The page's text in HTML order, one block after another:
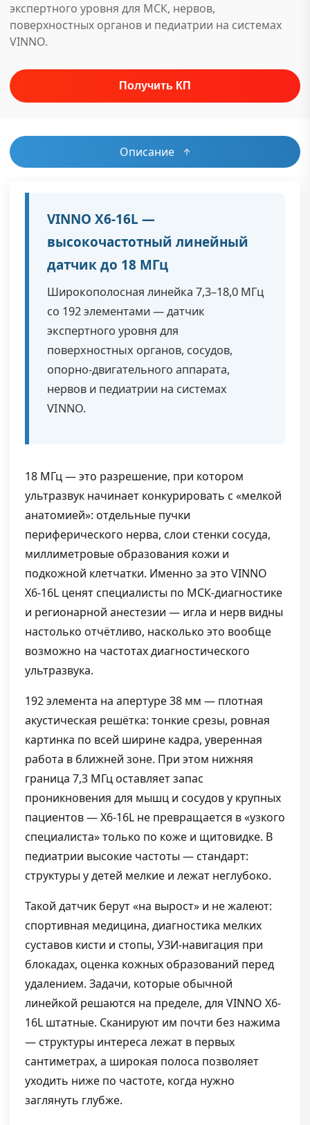
экспертного уровня для МСК, нервов,
поверхностных органов и педиатрии на системах
VINNO.
Описание
VINNO X6-16L —
высокочастотный линейный
датчик до 18 МГц
Широкополосная линейка 7,3–18,0 МГц
со 192 элементами — датчик
экспертного уровня для
поверхностных органов, сосудов,
опорно-двигательного аппарата,
нервов и педиатрии на системах
VINNO.
18 МГц — это разрешение, при котором
ультразвук начинает конкурировать с «мелкой
анатомией»: отдельные пучки
периферического нерва, слои стенки сосуда,
миллиметровые образования кожи и
подкожной клетчатки. Именно за это VINNO
X6-16L ценят специалисты по МСК-диагностике
и регионарной анестезии — игла и нерв видны
настолько отчётливо, насколько это вообще
возможно на частотах диагностического
ультразвука.
192 элемента на апертуре 38 мм — плотная
акустическая решётка: тонкие срезы, ровная
картинка по всей ширине кадра, уверенная
работа в ближней зоне. При этом нижняя
граница 7,3 МГц оставляет запас
проникновения для мышц и сосудов у крупных
пациентов — X6-16L не превращается в «узкого
специалиста» только по коже и щитовидке. В
педиатрии высокие частоты — стандарт:
структуры у детей мелкие и лежат неглубоко.
Такой датчик берут «на вырост» и не жалеют:
спортивная медицина, диагностика мелких
суставов кисти и стопы, УЗИ-навигация при
блокадах, оценка кожных образований перед
удалением. Задачи, которые обычной
линейкой решаются на пределе, для VINNO X6-
16L штатные. Сканируют им почти без нажима
— структуры интереса лежат в первых
сантиметрах, а широкая полоса позволяет
уходить ниже по частоте, когда нужно
заглянуть глубже.